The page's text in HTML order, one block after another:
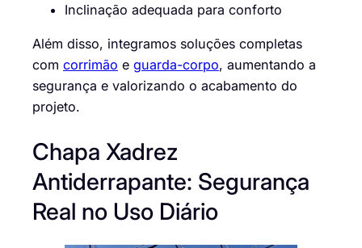
Inclinação adequada para conforto
Além disso, integramos soluções completas
com corrimão e guarda-corpo, aumentando a
segurança e valorizando o acabamento do
projeto.
Chapa Xadrez
Antiderrapante: Segurança
Real no Uso Diário